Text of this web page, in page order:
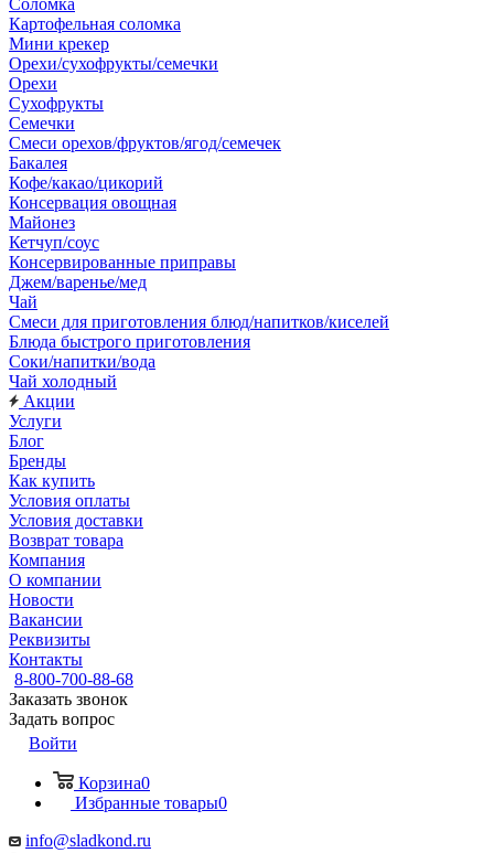
Соломка
Картофельная соломка
Мини крекер
Орехи/сухофрукты/семечки
Орехи
Сухофрукты
Семечки
Смеси орехов/фруктов/ягод/семечек
Бакалея
Кофе/какао/цикорий
Консервация овощная
Майонез
Кетчуп/соус
Консервированные приправы
Джем/варенье/мед
Чай
Смеси для приготовления блюд/напитков/киселей
Блюда быстрого приготовления
Соки/напитки/вода
Чай холодный
Акции
Услуги
Блог
Бренды
Как купить
Условия оплаты
Условия доставки
Возврат товара
Компания
О компании
Новости
Вакансии
Реквизиты
Контакты
8-800-700-88-68
Заказать звонок
Задать вопрос
Войти
Корзина0
Избранные товары0
info@sladkond.ru